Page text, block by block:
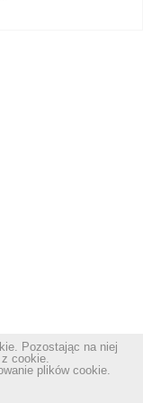
Pozostając na niej
cookie.
plików cookie.